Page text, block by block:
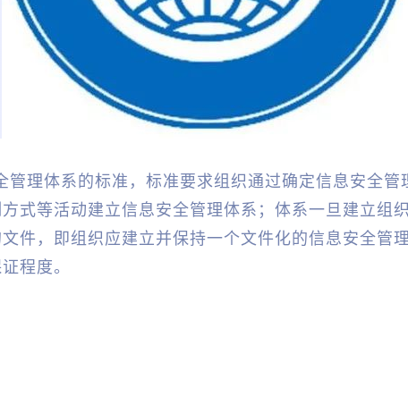
理体系的标准，标准要求组织通过确定信息安全
式等活动建立信息安全管理体系；体系一旦建立组
件，即组织应建立并保持一个文件化的信息安全管
程度。